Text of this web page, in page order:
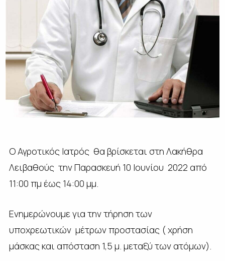
O Αγροτικός Ιατρός θα βρίσκεται στη Λακήθρα
Λειβαθούς την Παρασκευή 10 Ιουνίου 2022 από
11:00 πμ έως 14:00 μμ.
Ενημερώνουμε για την τήρηση των
υποχρεωτικών μέτρων προστασίας ( χρήση
μάσκας και απόσταση 1,5 μ. μεταξύ των ατόμων).